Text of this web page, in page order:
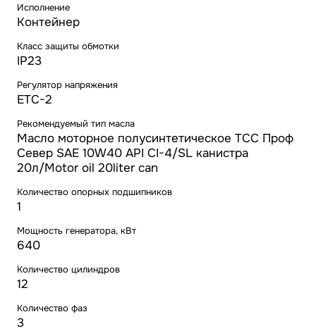
Исполнение
Контейнер
Класс защиты обмотки
IP23
Регулятор напряжения
ETC-2
Рекомендуемый тип масла
Масло моторное полусинтетическое ТСС Проф
Север SAE 10W40 API CI-4/SL канистра
20л/Motor oil 20liter can
Количество опорных подшипников
1
Мощность генератора, кВт
640
Количество цилиндров
12
Количество фаз
3